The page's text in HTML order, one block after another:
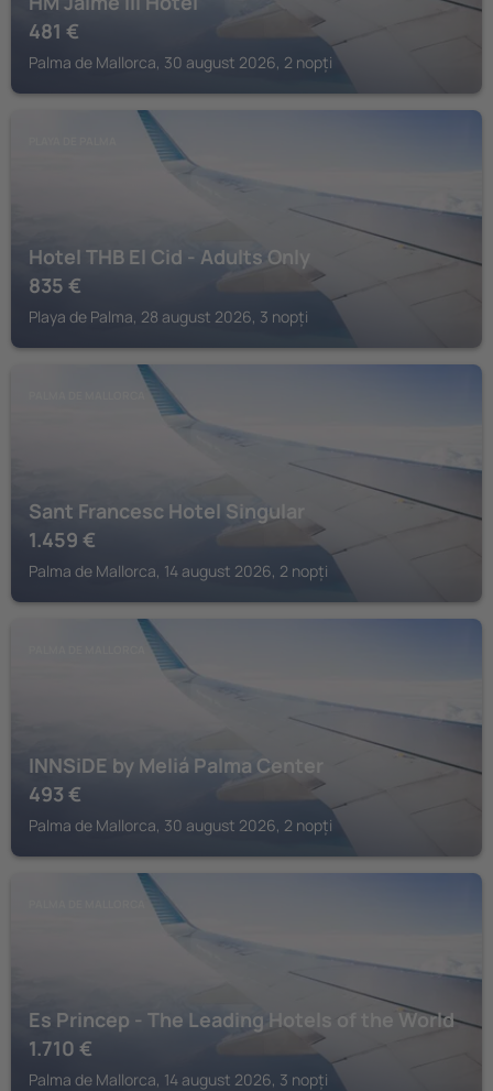
481 €
Palma de Mallorca, 30 august 2026, 2 nopți
Hotel THB El Cid - Adults Only
835 €
Playa de Palma, 28 august 2026, 3 nopți
Sant Francesc Hotel Singular
1.459 €
Palma de Mallorca, 14 august 2026, 2 nopți
INNSiDE by Meliá Palma Center
493 €
Palma de Mallorca, 30 august 2026, 2 nopți
Es Princep - The Leading Hotels of the World
1.710 €
Palma de Mallorca, 14 august 2026, 3 nopți